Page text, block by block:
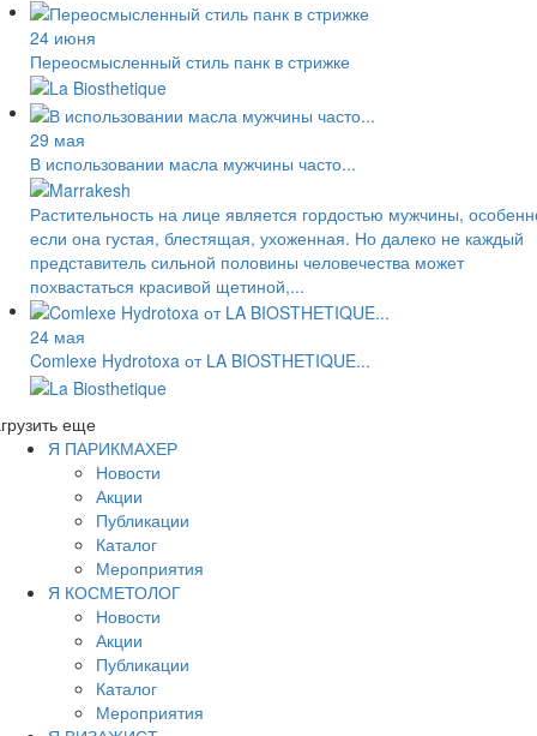
24 июня
Переосмысленный стиль панк в стрижке
29 мая
В использовании масла мужчины часто...
Растительность на лице является гордостью мужчины,
если она густая, блестящая, ухоженная. Но далеко не каждый
представитель сильной половины человечества может
похвастаться красивой щетиной,...
24 мая
Comlexe Hydrotoxa от LA BIOSTHETIQUE...
еще
Я ПАРИКМАХЕР
Новости
Акции
Публикации
Каталог
Мероприятия
Я КОСМЕТОЛОГ
Новости
Акции
Публикации
Каталог
Мероприятия